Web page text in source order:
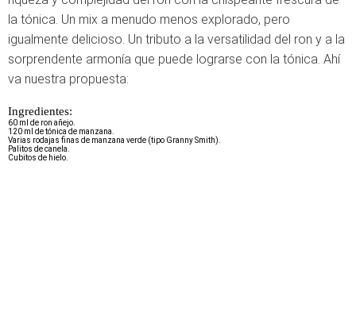
la tónica. Un mix a menudo menos explorado, pero
igualmente delicioso. Un tributo a la versatilidad del ron y a la
sorprendente armonía que puede lograrse con la tónica. Ahí
va nuestra propuesta:
Ingredientes:
60 ml de ron añejo.
120 ml de tónica de manzana.
Varias rodajas finas de manzana verde (tipo Granny Smith).
Palitos de canela.
Cubitos de hielo.